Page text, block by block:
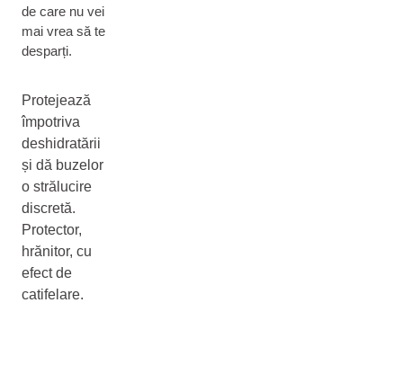
de care nu vei
mai vrea să te
desparți.
Protejează
împotriva
deshidratării
și dă buzelor
o strălucire
discretă.
Protector,
hrănitor, cu
efect de
catifelare.